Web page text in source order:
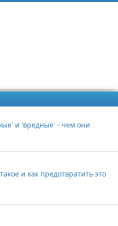
и 'вредные' - чем они
и как предотвратить это